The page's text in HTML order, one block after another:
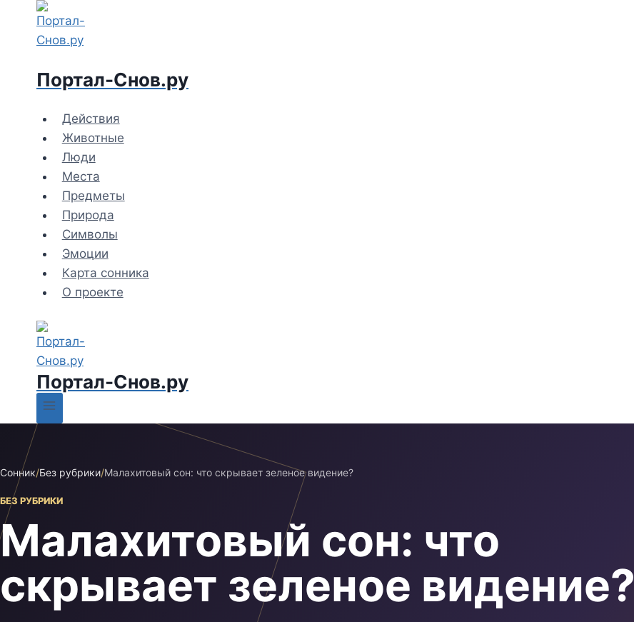
Перейти
содержимому
Портал-Снов.ру
Действия
Животные
Люди
Места
Предметы
Природа
Символы
Эмоции
Карта сонника
О проекте
Портал-Снов.ру
Сонник/Без рубрики/Малахитовый сон: что скрывает зеленое видение?
БЕЗ РУБРИКИ
Малахитовый сон: что
скрывает зеленое видение?